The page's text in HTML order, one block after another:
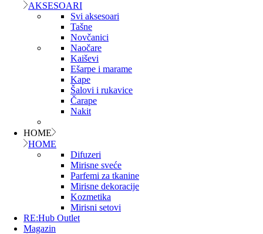
AKSESOARI
Svi aksesoari
Tašne
Novčanici
Naočare
Kaiševi
Ešarpe i marame
Kape
Šalovi i rukavice
Čarape
Nakit
HOME
HOME
Difuzeri
Mirisne sveće
Parfemi za tkanine
Mirisne dekoracije
Kozmetika
Mirisni setovi
RE:Hub Outlet
Magazin